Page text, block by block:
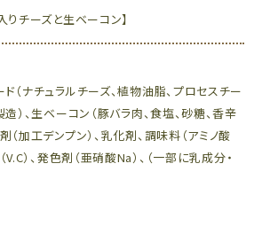
りチーズと生ベーコン】
（ナチュラルチーズ、植物油脂、プロセスチー
造）、生ベーコン（豚バラ肉、食塩、砂糖、香辛
（加工デンプン）、乳化剤、調味料（アミノ酸
）、発色剤（亜硝酸Na）、（一部に乳成分・